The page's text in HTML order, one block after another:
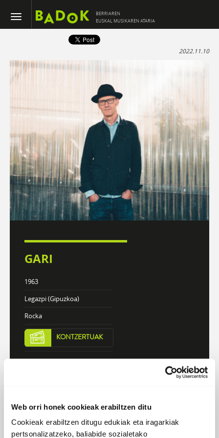
Web orri honek cookieak erabiltzen ditu
Cookieak erabiltzen ditugu edukiak eta iragarkiak
pertsonalizatzeko, baliabide sozialetako
BERRIAREN
EUSKAL MUSIKAREN ATARIA
2022.11.10
GARI
1963
Legazpi (Gipuzkoa)
Rocka
KONTZERTUAK
Atzera